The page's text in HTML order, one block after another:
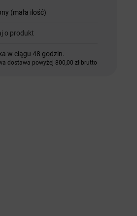
(mała ilość)
o produkt
w ciągu 48 godzin.
dostawa powyżej 800,00 zł brutto